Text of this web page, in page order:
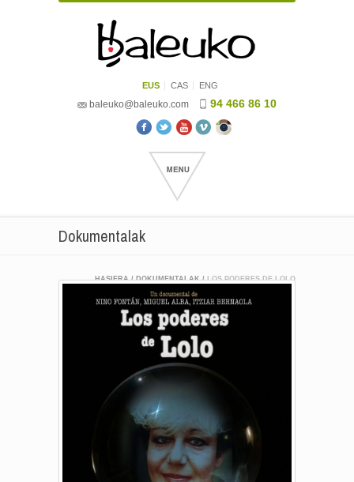
EUS CAS ENG
baleuko@baleuko.com 94 466 86 10
Dokumentalak
HASIERA/DOKUMENTALAK/LOS PODERES DE LOLO